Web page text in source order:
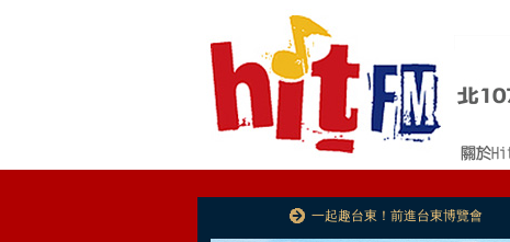
一起趣台東！前進台東博覽會